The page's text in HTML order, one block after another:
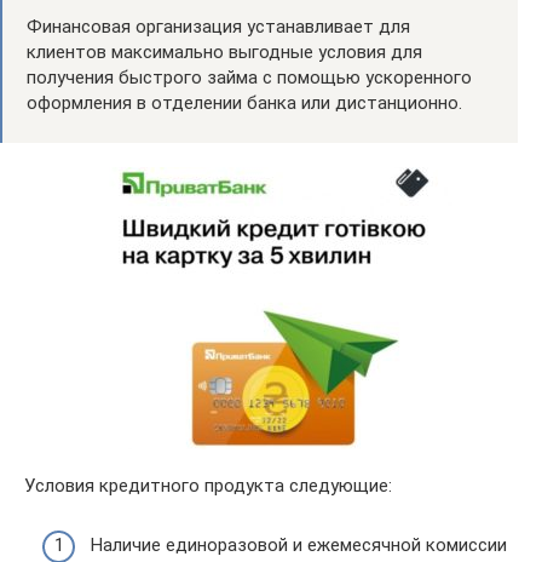
Финансовая организация устанавливает для
клиентов максимально выгодные условия для
получения быстрого займа с помощью ускоренного
оформления в отделении банка или дистанционно.
Условия кредитного продукта следующие:
Наличие единоразовой и ежемесячной комиссии